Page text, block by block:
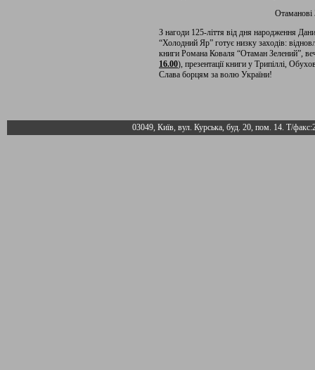
Отаманові
З нагоди 125-ліття від дня народження
“Холодний Яр” готує низку заходів:
книги Романа Коваля “Отаман Зелений”,
16.00), презентації книги у Трипіллі,
Слава борцям за волю України!
03049, Київ, вул. Курська, буд. 20, пом. 14. Т/